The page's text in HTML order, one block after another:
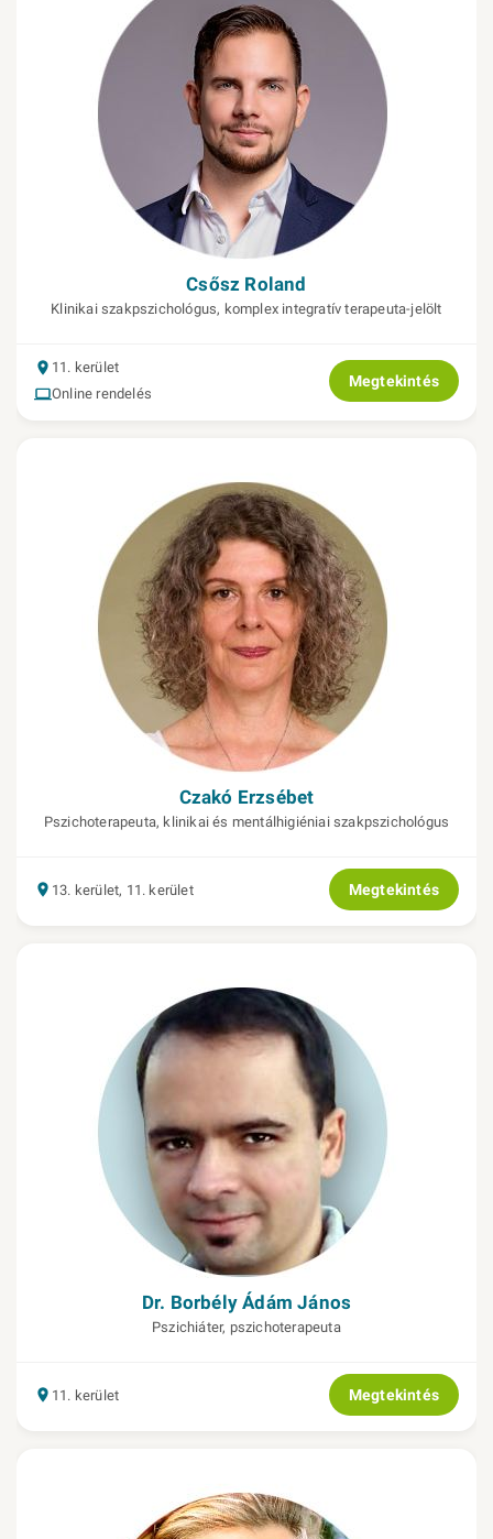
Csősz Roland
Klinikai szakpszichológus, komplex integratív terapeuta-jelölt
11. kerület
Online rendelés
Megtekintés
Czakó Erzsébet
Pszichoterapeuta, klinikai és mentálhigiéniai szakpszichológus
13. kerület, 11. kerület Megtekintés
Dr. Borbély Ádám János
Pszichiáter, pszichoterapeuta
11. kerület Megtekintés